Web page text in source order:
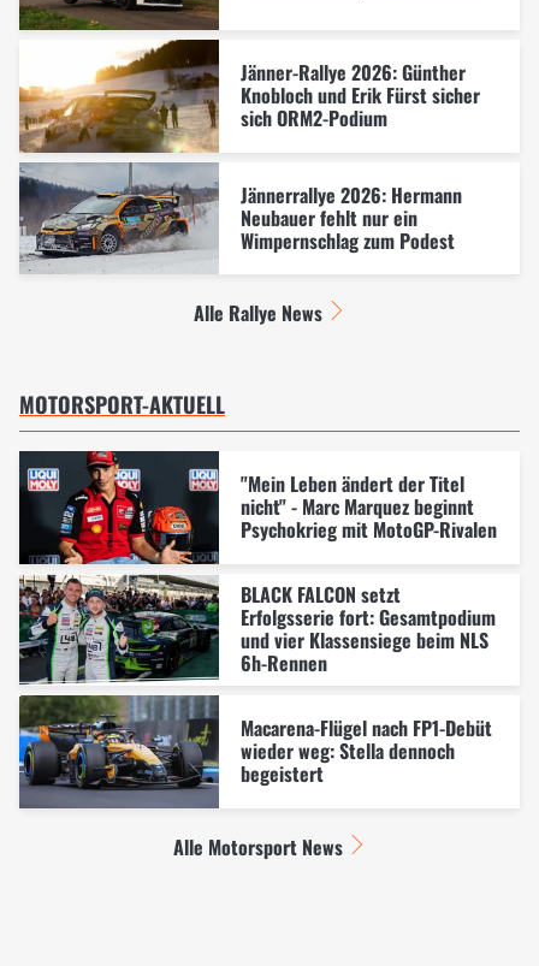
Jänner-Rallye 2026: Günther
Knobloch und Erik Fürst sicher
sich ORM2-Podium
Jännerrallye 2026: Hermann
Neubauer fehlt nur ein
Wimpernschlag zum Podest
Alle Rallye News
MOTORSPORT-AKTUELL
"Mein Leben ändert der Titel
nicht" - Marc Marquez beginnt
Psychokrieg mit MotoGP-Rivalen
BLACK FALCON setzt
Erfolgsserie fort: Gesamtpodium
und vier Klassensiege beim NLS
6h-Rennen
Macarena-Flügel nach FP1-Debüt
wieder weg: Stella dennoch
begeistert
Alle Motorsport News